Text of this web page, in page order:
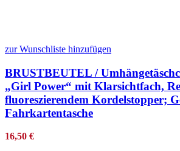
zur Wunschliste hinzufügen
BRUSTBEUTEL /
„Girl Power“ mit Klarsichtfach,
fluoreszierendem Kordelstopper;
Fahrkartentasche
16,50 €